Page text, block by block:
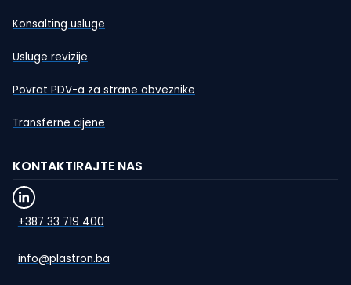
Konsalting usluge
Usluge revizije
Povrat PDV-a za strane obveznike
Transferne cijene
KONTAKTIRAJTE NAS
+387 33 719 400
info@plastron.ba